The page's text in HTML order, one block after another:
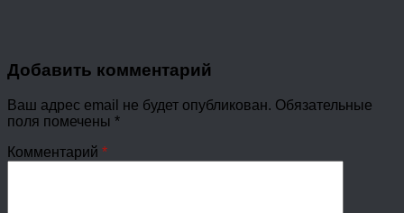
Добавить комментарий
Ваш адрес email не будет опубликован. Обязательные
поля помечены *
Комментарий *